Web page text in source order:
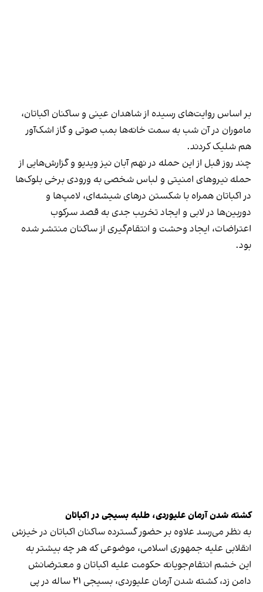
بر اساس روایت‌های رسیده از شاهدان عینی و ساکنان اکباتان،
ماموران در آن شب به سمت خانه‌ها بمب صوتی و گاز اشک‌آور
هم شلیک کردند.
چند روز قبل از این حمله در نهم آبان نیز ویدیو و گزارش‌هایی از
حمله نیروهای امنیتی و لباس شخصی به ورودی برخی بلوک‌ها
در اکباتان همراه با شکستن درهای شیشه‌ای، لامپ‌ها و
دوربین‌ها در لابی و ایجاد تخریب جدی به قصد سرکوب
اعتراضات، ایجاد وحشت و انتقام‌گیری از ساکنان منتشر شده
بود.
کشته شدن آرمان علیوردی، طلبه بسیجی در اکباتان
به نظر می‌رسد علاوه بر حضور گسترده ساکنان اکباتان در خیزش
انقلابی علیه جمهوری اسلامی، موضوعی که هر چه بیشتر به
این خشم انتقام‌جویانه حکومت علیه اکباتان و معترضانش
دامن زد، کشته شدن آرمان علیوردی، بسیجی ۲۱ ساله‌ در پی